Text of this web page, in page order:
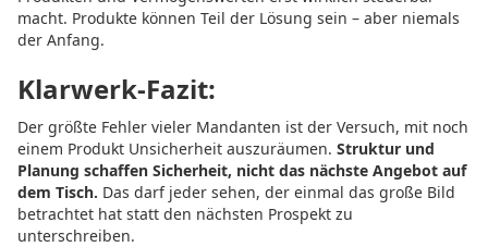
macht. Produkte können Teil der Lösung sein – aber niemals
der Anfang.
Klarwerk-Fazit:
Der größte Fehler vieler Mandanten ist der Versuch, mit noch
einem Produkt Unsicherheit auszuräumen. Struktur und
Planung schaffen Sicherheit, nicht das nächste Angebot auf
dem Tisch. Das darf jeder sehen, der einmal das große Bild
betrachtet hat statt den nächsten Prospekt zu
unterschreiben.